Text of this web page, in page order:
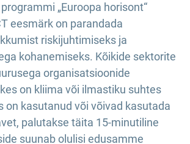
„Euroopa horisont“
eesmärk on parandada
riskijuhtimiseks ja
kohanemiseks. Kõikide sektorite
organisatsioonide
on kliima või ilmastiku suhtes
on kasutanud või võivad kasutada
palutakse täita 15-minutiline
suunab olulisi edusamme